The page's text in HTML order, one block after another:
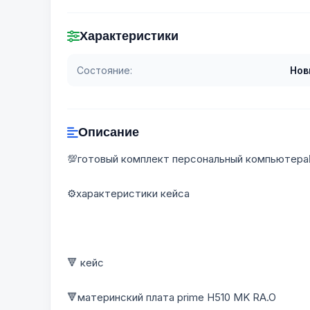
Характеристики
Состояние:
Описание
💯готовый комплект персональный
⚙️характеристики кейса
🔻 кейс
🔻материнский плата prime H510 MK RA.O